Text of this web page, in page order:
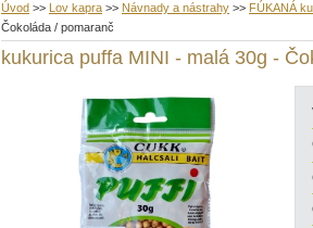
Úvod >> Lov kapra >> Návnady a nástrahy >> FÚKANÁ
Čokoláda / pomaranč
kukurica puffa MINI - malá 30g -